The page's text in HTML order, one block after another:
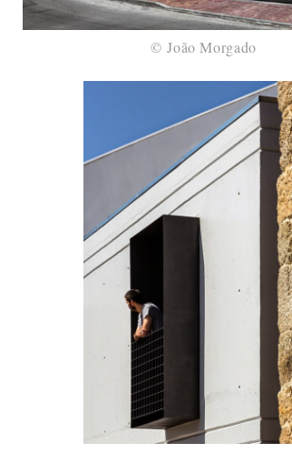
©João Morgado